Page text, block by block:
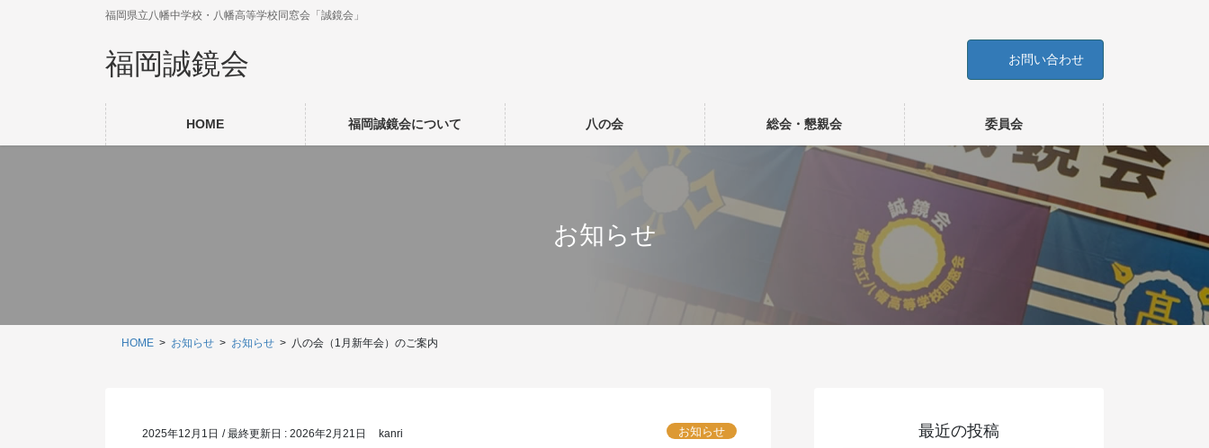
福岡県立八幡中学校・八幡高等学校同窓会「誠鏡会」
福岡誠鏡会 お問い合わせ
HOME 福岡誠鏡会について 八の会 総会・懇親会 委員会
お知らせ
HOME お知らせ お知らせ 八の会（1月新年会）のご案内
2025年12月1日 / 最終更新日 :2026年2月21日 kanri お知らせ 最近の投稿